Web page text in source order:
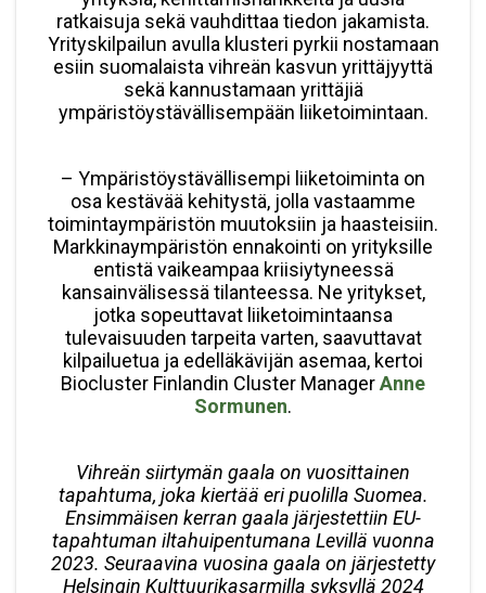
ratkaisuja sekä vauhdittaa tiedon jakamista.
Yrityskilpailun avulla klusteri pyrkii nostamaan
esiin suomalaista vihreän kasvun yrittäjyyttä
sekä kannustamaan yrittäjiä
ympäristöystävällisempään liiketoimintaan.
– Ympäristöystävällisempi liiketoiminta on
osa kestävää kehitystä, jolla vastaamme
toimintaympäristön muutoksiin ja haasteisiin.
Markkinaympäristön ennakointi on yrityksille
entistä vaikeampaa kriisiytyneessä
kansainvälisessä tilanteessa. Ne yritykset,
jotka sopeuttavat liiketoimintaansa
tulevaisuuden tarpeita varten, saavuttavat
kilpailuetua ja edelläkävijän asemaa, kertoi
Biocluster Finlandin Cluster ManagerAnne
Sormunen.
Vihreän siirtymän gaala on vuosittainen
tapahtuma, joka kiertää eri puolilla Suomea.
Ensimmäisen kerran gaala järjestettiin EU-
tapahtuman iltahuipentumana Levillä vuonna
2023. Seuraavina vuosina gaala on järjestetty
Helsingin Kulttuurikasarmilla syksyllä 2024